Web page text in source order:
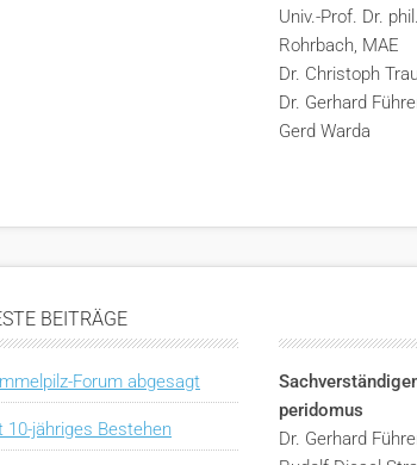
Univ.-Prof. Dr.
Rohrbach, MAE
Dr. Christoph
Dr. Gerhard
Gerd Warda
BEITRÄGE
Forum abgesagt
jähriges Bestehen
peridomus
Dr. Gerhard